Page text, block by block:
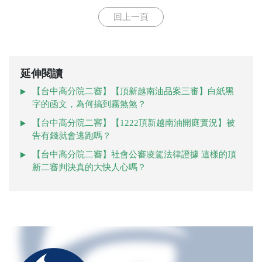
回上一頁
延伸閱讀
【台中高分院二審】【頂新越南油品案三審】白紙黑
字的函文，為何搞到霧煞煞？
【台中高分院二審】【1222頂新越南油開庭實況】被
告有錢就會逃跑嗎？
【台中高分院二審】社會公審凌駕法律證據 這樣的頂
新二審判決真的大快人心嗎？